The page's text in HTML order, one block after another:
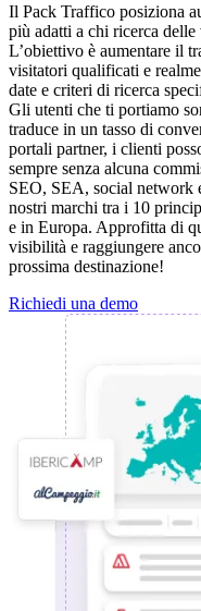
Il Pack Traffico posiziona
più adatti a chi ricerca
L’obiettivo è aumentare il
visitatori qualificati e
date e criteri di ricerca
Gli utenti che ti portiamo
traduce in un tasso di
portali partner, i clienti
sempre senza alcuna
SEO, SEA, social network
nostri marchi tra i 10
e in Europa. Approfitta di
visibilità e raggiungere
prossima destinazione!
Richiedi una demo